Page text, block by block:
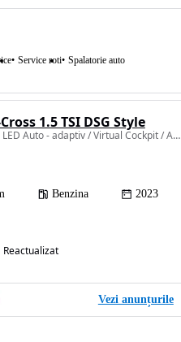
Service roti Spalatorie auto
1.5 TSI DSG Style
1498 cm3 • 150 CP • LED Auto - adaptiv / Virtual Cockpit / Apple CarPlay & Android Auto
Benzina 2023
Reactualizat
Vezi anunțurile